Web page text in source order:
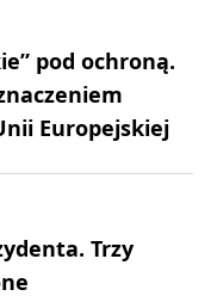
pod ochroną.
Europejskiej
Trzy